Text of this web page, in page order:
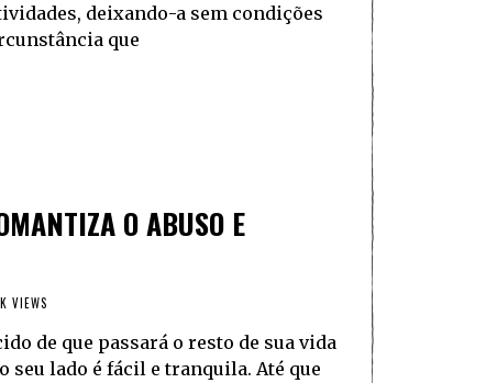
deixando-a sem condições
que
O ABUSO E
VIEWS
de que passará o resto de sua vida
seu lado é fácil e tranquila. Até que